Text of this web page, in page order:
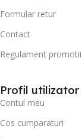
Formular retur
Contact
Regulament promotii
Profil utilizator
Contul meu
Cos cumparaturi